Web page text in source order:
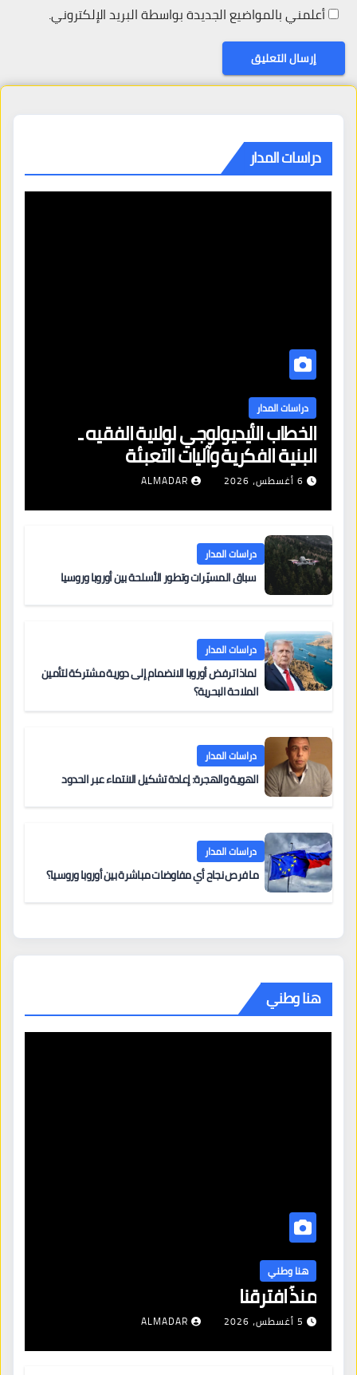
أعلمني بالمواضيع الجديدة بواسطة البريد الإلكتروني.
دراسات المدار
دراسات المدار
الخطاب الأيديولوجي لولاية الفقيه ـ
البنية الفكرية وآليات التعبئة
6 أغسطس، 2026 ALMADAR
دراسات المدار
سباق المسيّرات وتطور الأسلحة بين أوروبا وروسيا
دراسات المدار
لماذا ترفض أوروبا الانضمام إلى دورية مشتركة لتأمين
الملاحة البحرية؟
دراسات المدار
الهوية والهجرة: إعادة تشكيل الانتماء عبر الحدود
دراسات المدار
ما فرص نجاح أي مفاوضات مباشرة بين أوروبا وروسيا؟
هنا وطني
هنا وطني
منذُ افترقنا
5 أغسطس، 2026 ALMADAR